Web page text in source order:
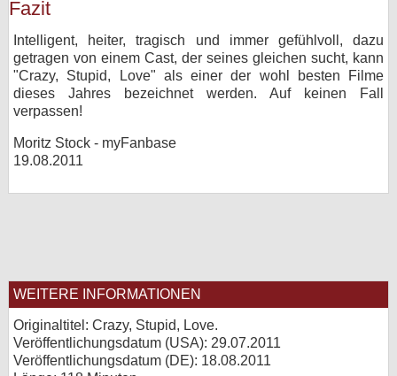
Fazit
Intelligent, heiter, tragisch und immer gefühlvoll, dazu
getragen von einem Cast, der seines gleichen sucht, kann
"Crazy, Stupid, Love" als einer der wohl besten Filme
dieses Jahres bezeichnet werden. Auf keinen Fall
verpassen!
Moritz Stock - myFanbase
19.08.2011
WEITERE INFORMATIONEN
Originaltitel: Crazy, Stupid, Love.
Veröffentlichungsdatum (USA): 29.07.2011
Veröffentlichungsdatum (DE): 18.08.2011